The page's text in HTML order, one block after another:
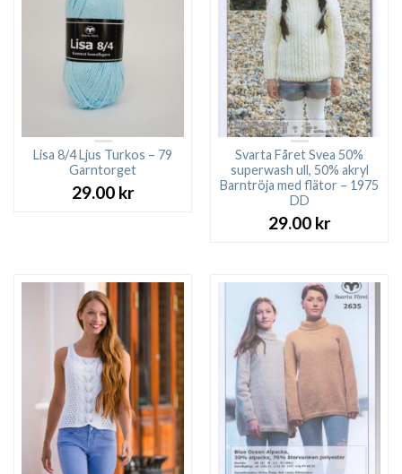
Lisa 8/4 Ljus Turkos – 79
Garntorget
29.00 kr
Svarta Fåret Svea 50%
superwash ull, 50% akryl
Barntröja med flätor – 1975
DD
29.00 kr